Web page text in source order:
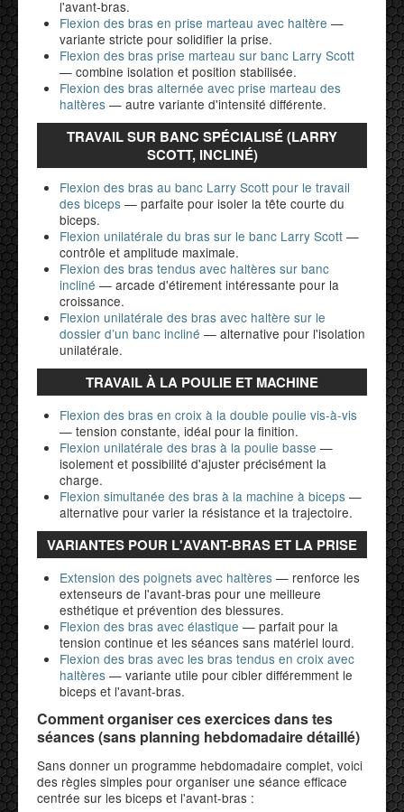
l'avant-bras.
Flexion des bras en prise marteau avec haltère —
variante stricte pour solidifier la prise.
Flexion des bras prise marteau sur banc Larry Scott
— combine isolation et position stabilisée.
Flexion des bras alternée avec prise marteau des
haltères — autre variante d'intensité différente.
TRAVAIL SUR BANC SPÉCIALISÉ (LARRY
SCOTT, INCLINÉ)
Flexion des bras au banc Larry Scott pour le travail
des biceps — parfaite pour isoler la tête courte du
biceps.
Flexion unilatérale du bras sur le banc Larry Scott —
contrôle et amplitude maximale.
Flexion des bras tendus avec haltères sur banc
incliné — arcade d'étirement intéressante pour la
croissance.
Flexion unilatérale des bras avec haltère sur le
dossier d’un banc incliné — alternative pour l'isolation
unilatérale.
TRAVAIL À LA POULIE ET MACHINE
Flexion des bras en croix à la double poulie vis-à-vis
— tension constante, idéal pour la finition.
Flexion unilatérale des bras à la poulie basse —
isolement et possibilité d'ajuster précisément la
charge.
Flexion simultanée des bras à la machine à biceps —
alternative pour varier la résistance et la trajectoire.
VARIANTES POUR L'AVANT-BRAS ET LA PRISE
Extension des poignets avec haltères — renforce les
extenseurs de l'avant-bras pour une meilleure
esthétique et prévention des blessures.
Flexion des bras avec élastique — parfait pour la
tension continue et les séances sans matériel lourd.
Flexion des bras avec les bras tendus en croix avec
haltères — variante utile pour cibler différemment le
biceps et l'avant-bras.
Comment organiser ces exercices dans tes
séances (sans planning hebdomadaire détaillé)
Sans donner un programme hebdomadaire complet, voici
des règles simples pour organiser une séance efficace
centrée sur les biceps et l'avant-bras :